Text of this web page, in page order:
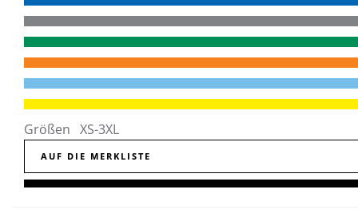
Größen XS-3XL
AUF DIE MERKLISTE